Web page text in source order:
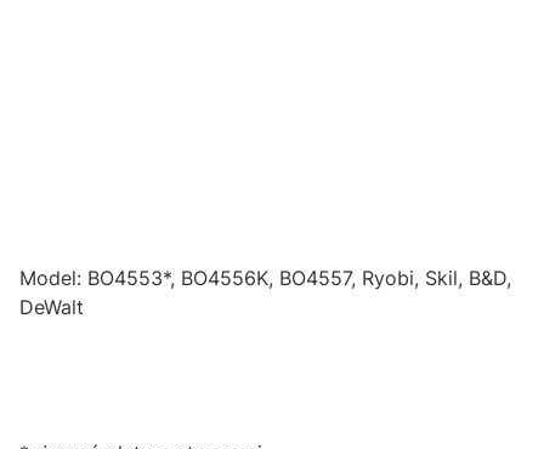
Model: BO4553*, BO4556K, BO4557, Ryobi, Skil, B&D,
DeWalt